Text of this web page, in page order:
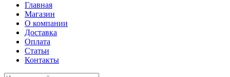
Главная
Магазин
О компании
Доставка
Оплата
Статьи
Контакты